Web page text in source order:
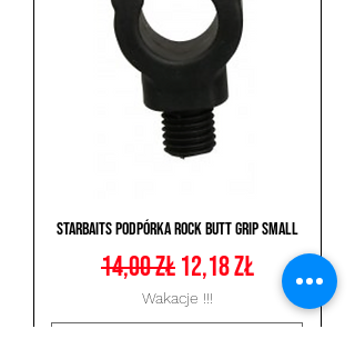
Starbaits Podpórka Rock Butt Grip Small
Regularna cena
14,00 złCena rabatowa
12,18 zł
Wakacje !!!